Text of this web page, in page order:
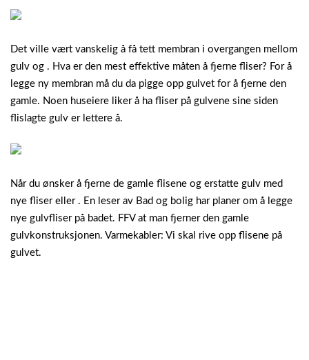
Det ville vært vanskelig å få tett membran i overgangen mellom
gulv og . Hva er den mest effektive måten å fjerne fliser? For å
legge ny membran må du da pigge opp gulvet for å fjerne den
gamle. Noen huseiere liker å ha fliser på gulvene sine siden
flislagte gulv er lettere å.
Når du ønsker å fjerne de gamle flisene og erstatte gulv med
nye fliser eller . En leser av Bad og bolig har planer om å legge
nye gulvfliser på badet. FFV at man fjerner den gamle
gulvkonstruksjonen. Varmekabler: Vi skal rive opp flisene på
gulvet.